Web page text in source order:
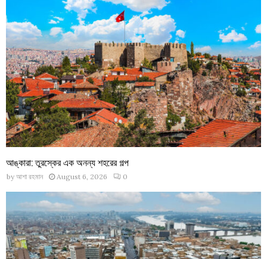
আঙ্কারা: তুরস্কের এক অনন্য শহরের গল্প
by আশা রহমান August 6, 2026 0